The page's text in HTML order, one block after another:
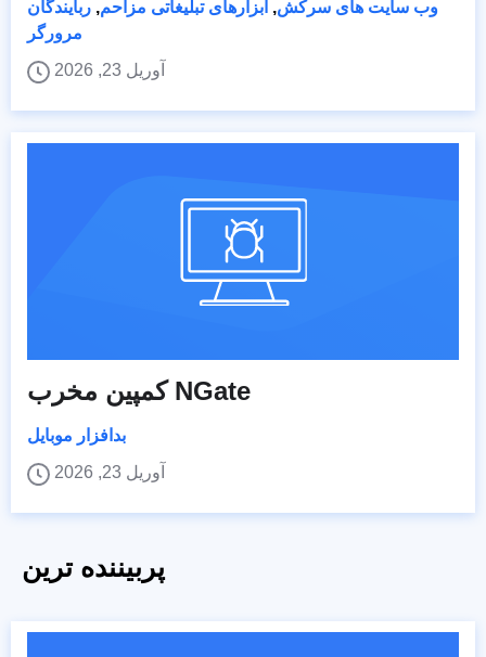
وب سایت های سرکش, ابزارهای تبلیغاتی مزاحم, ربایندگان
مرورگر
آوریل 23, 2026
کمپین مخرب NGate
بدافزار موبایل
آوریل 23, 2026
پربیننده ترین